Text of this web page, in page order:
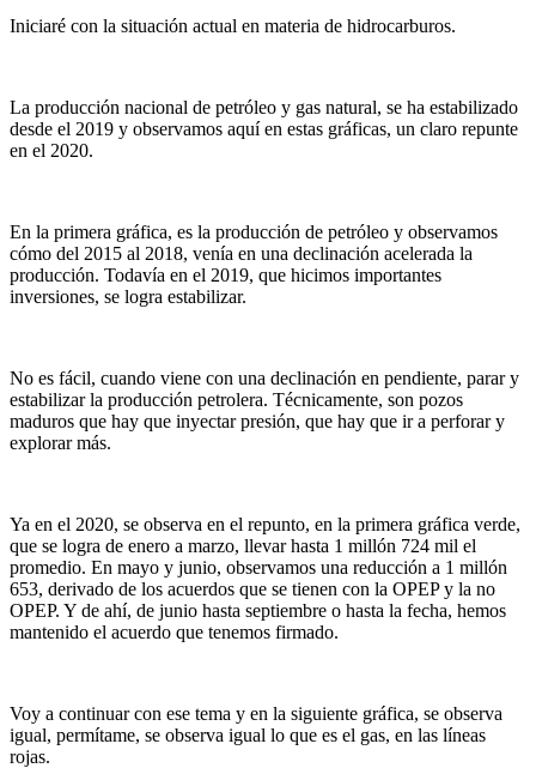
Iniciaré con la situación actual en materia de hidrocarburos.
La producción nacional de petróleo y gas natural, se ha estabilizado
desde el 2019 y observamos aquí en estas gráficas, un claro repunte
en el 2020.
En la primera gráfica, es la producción de petróleo y observamos
cómo del 2015 al 2018, venía en una declinación acelerada la
producción. Todavía en el 2019, que hicimos importantes
inversiones, se logra estabilizar.
No es fácil, cuando viene con una declinación en pendiente, parar y
estabilizar la producción petrolera. Técnicamente, son pozos
maduros que hay que inyectar presión, que hay que ir a perforar y
explorar más.
Ya en el 2020, se observa en el repunto, en la primera gráfica verde,
que se logra de enero a marzo, llevar hasta 1 millón 724 mil el
promedio. En mayo y junio, observamos una reducción a 1 millón
653, derivado de los acuerdos que se tienen con la OPEP y la no
OPEP. Y de ahí, de junio hasta septiembre o hasta la fecha, hemos
mantenido el acuerdo que tenemos firmado.
Voy a continuar con ese tema y en la siguiente gráfica, se observa
igual, permítame, se observa igual lo que es el gas, en las líneas
rojas.